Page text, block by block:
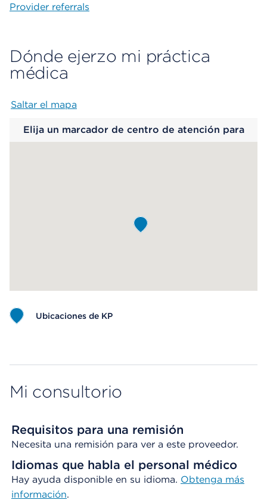
Provider referrals
Dónde ejerzo mi práctica
médica
Saltar el mapa
Elija un marcador de centro de atención para
Ubicaciones de KP
Mi consultorio
Requisitos para una remisión
Necesita una remisión para ver a este proveedor.
Idiomas que habla el personal médico
Hay ayuda disponible en su idioma. Obtenga más
información.